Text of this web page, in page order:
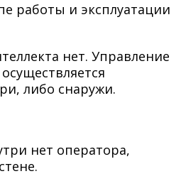
работы и эксплуатации
нет. Управление
либо снаружи.
нет оператора,